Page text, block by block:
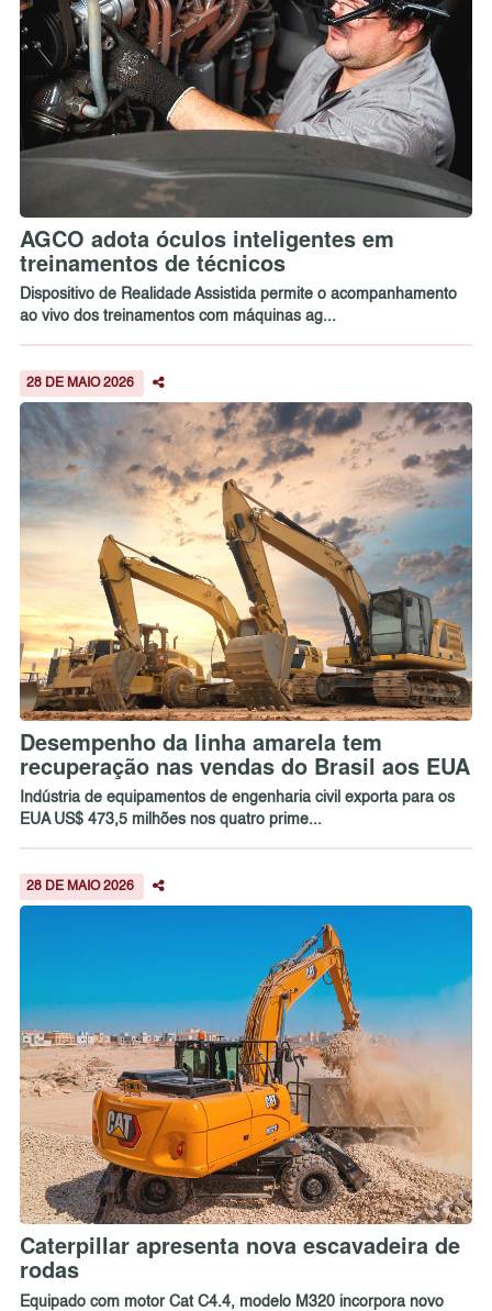
AGCO adota óculos inteligentes em
treinamentos de técnicos
Dispositivo de Realidade Assistida permite o acompanhamento
ao vivo dos treinamentos com máquinas ag...
28 DE MAIO 2026
Desempenho da linha amarela tem
recuperação nas vendas do Brasil aos EUA
Indústria de equipamentos de engenharia civil exporta para os
EUA US$ 473,5 milhões nos quatro prime...
28 DE MAIO 2026
Caterpillar apresenta nova escavadeira de
rodas
Equipado com motor Cat C4.4, modelo M320 incorpora novo